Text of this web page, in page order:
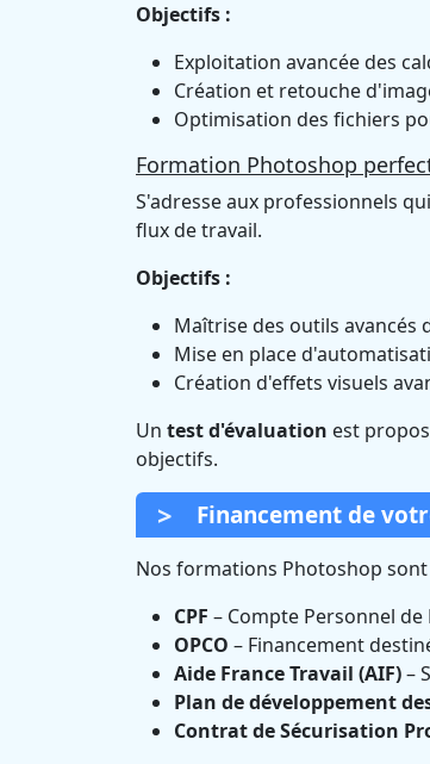
Objectifs :
Exploitation avancée des
Création et retouche
Optimisation des fichiers
Formation Photoshop
S'adresse aux professionnels
flux de travail.
Objectifs :
Maîtrise des outils avancés
Mise en place
Création d'effets visuels
Un test d'évaluation est
objectifs.
Financement de
Nos formations Photoshop
CPF – Compte Personnel
OPCO – Financement
Aide France Travail (AIF)–
Plan de développement
Contrat de Sécurisation